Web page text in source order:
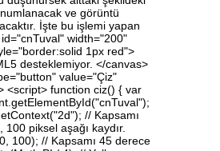
ve görüntü
İşte bu işlemi yapan
width="200"
1px red">
desteklemiyor. </canvas>
value="Çiz"
<script> function ciz() { var
// Kapsamı
piksel aşağı kaydır.
100); // Kapsamı 45 derece